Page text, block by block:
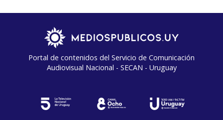
Portal de contenidos del Servicio de Comunicación
Audiovisual Nacional - SECAN - Uruguay